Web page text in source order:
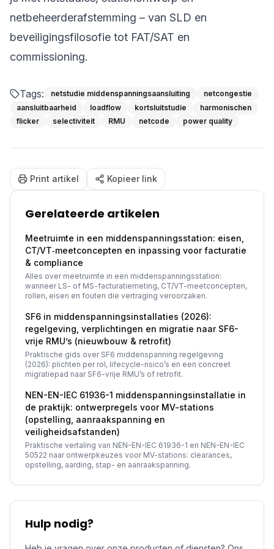
netbeheerderafstemming – van SLD en
beveiligingsfilosofie tot FAT/SAT en
commissioning.
Tags: netstudie middenspanningsaansluiting
netcongestie
aansluitbaarheid
loadflow kortsluitstudie
harmonischen
flicker
selectiviteit RMU netcode power quality
Print artikel Kopieer link
Gerelateerde artikelen
Meetruimte in een middenspanningsstation: eisen,
CT/VT‑meetconcepten en inpassing voor facturatie
& compliance
Alles over meetruimte in een middenspanningsstation:
wanneer LS- of MS-facturatiemeting, CT/VT-meetconcepten,
rollen, eisen en fouten die vertraging veroorzaken.
SF6 in middenspanningsinstallaties (2026):
regelgeving, verplichtingen en migratie naar SF6-
vrije RMU’s (nieuwbouw & retrofit)
Praktische gids over SF6 middenspanning regelgeving
(2026): plichten per rol, lifecycle-risico’s en een concreet
migratiepad naar SF6-vrije RMU’s of retrofit.
NEN-EN-IEC 61936-1 middenspanningsinstallatie in
de praktijk: ontwerpregels voor MV-stations
(opstelling, aanraakspanning en
veiligheidsafstanden)
Praktische vertaling van NEN-EN-IEC 61936-1 en NEN-EN-IEC
50522 naar ontwerpkeuzes voor MV-stations: clearances,
opstelling, aarding, stap- en aanraakspanning.
Hulp nodig?